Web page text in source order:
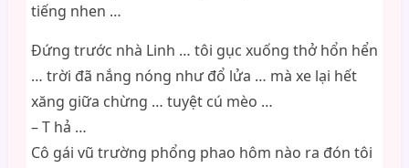
tiếng nhen …
Đứng trước nhà Linh … tôi gục xuống thở hổn hển
… trời đã nắng nóng như đổ lửa … mà xe lại hết
xăng giữa chừng … tuyệt cú mèo …
– T hả …
Cô gái vũ trường phổng phao hôm nào ra đón tôi